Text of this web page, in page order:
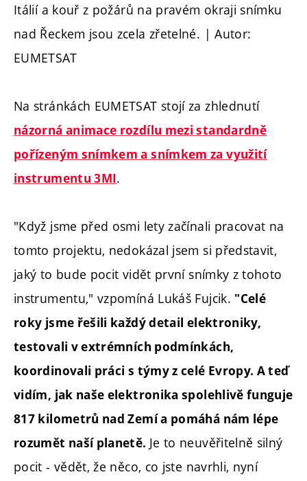
Itálií a kouř z požárů na pravém okraji snímku
nad Řeckem jsou zcela zřetelné. | Autor:
EUMETSAT
Na stránkách EUMETSAT stojí za zhlednutí
názorná animace rozdílu mezi standardně
pořízeným snímkem a snímkem za využití
instrumentu 3MI.
"Když jsme před osmi lety začínali pracovat na
tomto projektu, nedokázal jsem si představit,
jaký to bude pocit vidět první snímky z tohoto
instrumentu," vzpomíná Lukáš Fujcik. "Celé
roky jsme řešili každý detail elektroniky,
testovali v extrémních podmínkách,
koordinovali práci s týmy z celé Evropy. A teď
vidím, jak naše elektronika spolehlivě funguje
817 kilometrů nad Zemí a pomáhá nám lépe
rozumět naší planetě. Je to neuvěřitelně silný
pocit - vědět, že něco, co jste navrhli, nyní